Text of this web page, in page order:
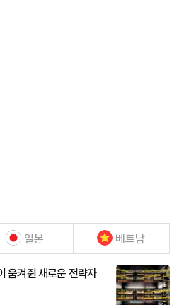
일본 베트남
움켜쥔 새로운 전략자